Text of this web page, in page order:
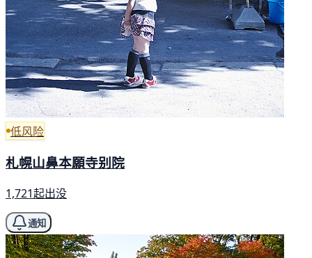
低风险
札幌山鼻本願寺别院
1,721起出没
通知